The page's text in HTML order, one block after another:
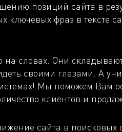
позиций сайта в
ключевых фраз в тексте
на словах. Они
своими глазами. А
Мы поможем Вам
клиентов и
сайта в поисковых